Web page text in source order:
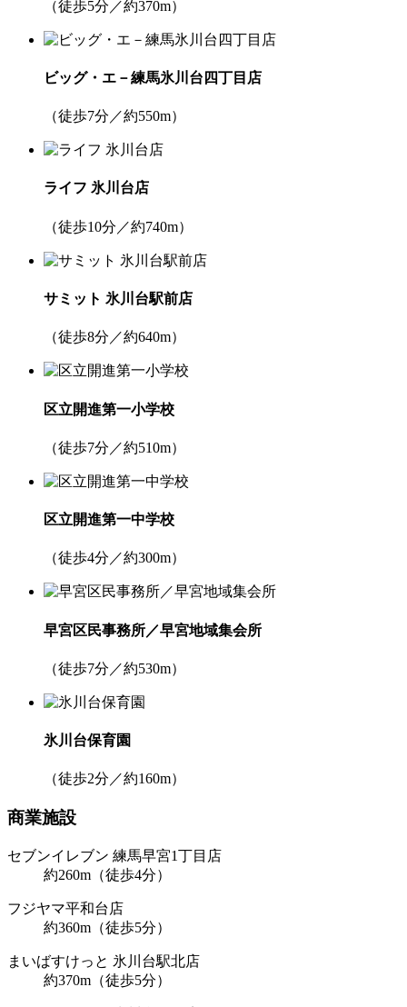
（徒歩5分／約370m）
ビッグ・エ－練馬氷川台四丁目店
（徒歩7分／約550m）
ライフ 氷川台店
（徒歩10分／約740m）
サミット 氷川台駅前店
（徒歩8分／約640m）
区立開進第一小学校
（徒歩7分／約510m）
区立開進第一中学校
（徒歩4分／約300m）
早宮区民事務所／早宮地域集会所
（徒歩7分／約530m）
氷川台保育園
（徒歩2分／約160m）
商業施設
セブンイレブン 練馬早宮1丁目店
約260m（徒歩4分）
フジヤマ平和台店
約360m（徒歩5分）
まいばすけっと 氷川台駅北店
約370m（徒歩5分）